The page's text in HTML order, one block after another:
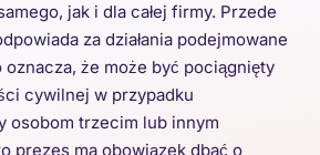
jak i dla całej firmy. Przede
za działania podejmowane
oznacza, że może być pociągnięty
cywilnej w przypadku
osobom trzecim lub innym
prezes ma obowiązek dbać o